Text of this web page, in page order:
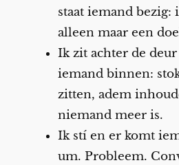
staat iemand bezig:
alleen maar een
Ik zit achter de
iemand binnen:
zitten, adem
niemand meer is.
Ik stí en er komt
um. Probleem.